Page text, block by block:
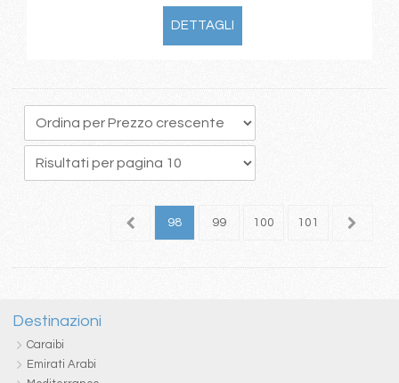
DETTAGLI
97 98 99 100 101 102
Destinazioni
Caraibi
Emirati Arabi